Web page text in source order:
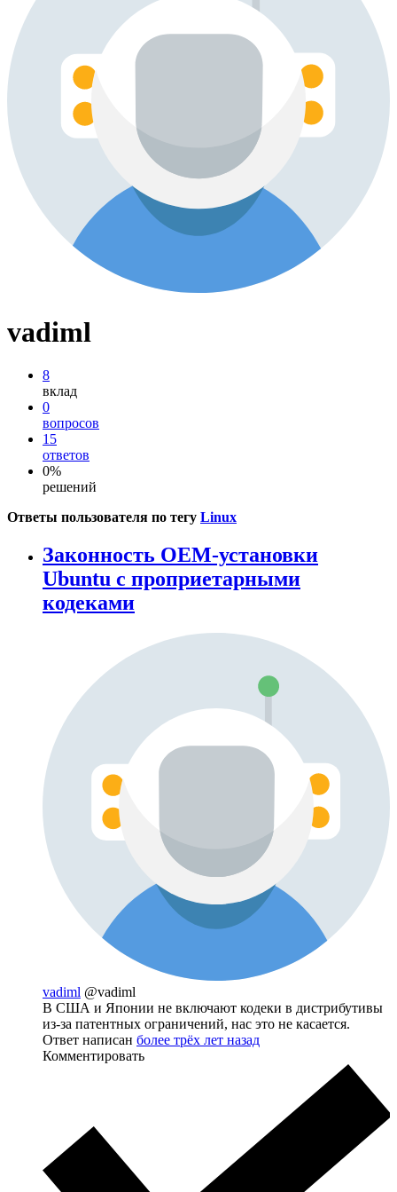
vadiml
8
вклад
0
вопросов
15
ответов
0%
решений
Ответы пользователя по тегу Linux
Законность OEM-установки
Ubuntu с проприетарными
кодеками
vadiml @vadiml
В США и Японии не включают кодеки в дистрибутивы
из-за патентных ограничений, нас это не касается.
Ответ написан более трёх лет назад
Комментировать